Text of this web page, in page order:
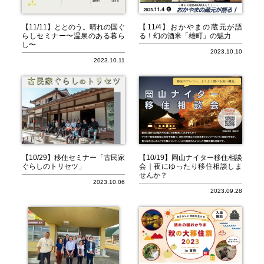
【11/11】ととのう。晴れの国ぐ
らしセミナー〜温泉のある暮ら
し〜
2023.10.11
【11/4】おかやまの蔵元が語
る！幻の酒米「雄町」の魅力
2023.10.10
【10/29】移住セミナー「古民家
ぐらしのトリセツ」
2023.10.06
【10/19】岡山ナイター移住相談
会｜夜にゆったり移住相談しま
せんか？
2023.09.28